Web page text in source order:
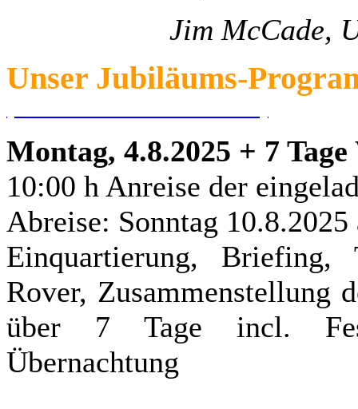
Jim McCade,
Unser Jubiläums-
Montag, 4.8.2025 + 7
10:00 h Anreise der
Abreise: Sonntag
Einquartierung, Briefing,
Rover, Zusammenstellung
über 7 Tage incl.
Übernachtung